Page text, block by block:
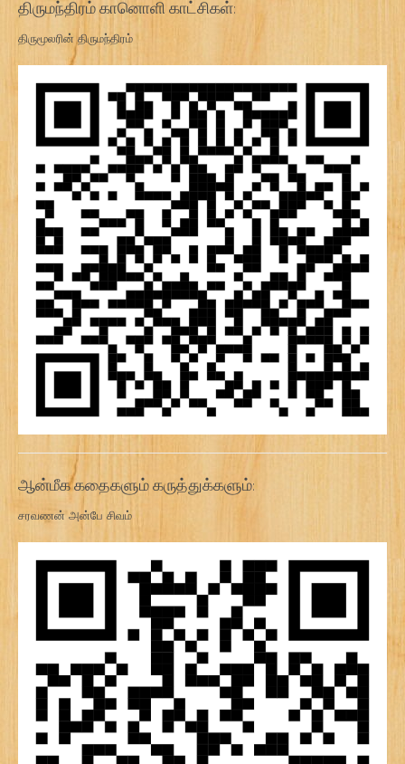
திருமந்திரம் கானொளி காட்சிகள்:
திருமூலரின் திருமந்திரம்
ஆன்மீக கதைகளும் கருத்துக்களும்:
சரவணன் அன்பே சிவம்